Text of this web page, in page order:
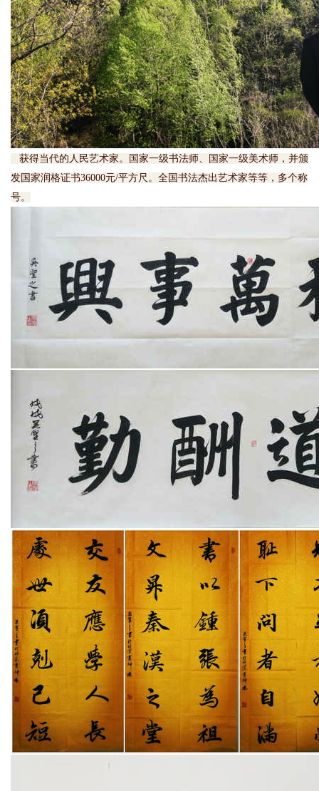
获得当代的人民艺术家。国家一级书法师、国家一级美术师，并颁
发国家润格证书36000元/平方尺。全国书法杰出艺术家等等，多个称
号。